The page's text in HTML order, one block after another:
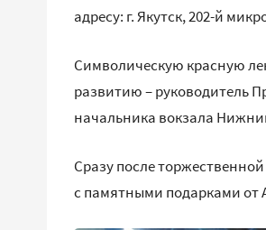
адресу: г. Якутск, 202-й
Символическую красную
развитию – руководитель
начальника вокзала
Сразу после
с памятными подарками от